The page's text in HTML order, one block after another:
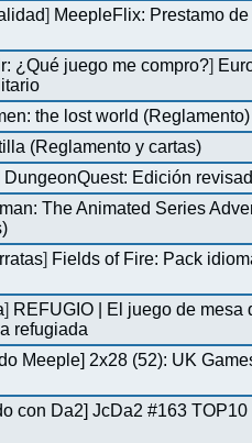
] MeepleFlix: Prestamo
¿Qué juego me compro?]
the lost world (Reglamento)
(Reglamento y cartas)
DungeonQuest: Edición
The Animated Series
] Fields of Fire: Pack
] REFUGIO | El juego de mesa
refugiada
Meeple] 2x28 (52): UK
con Da2] JcDa2 #163